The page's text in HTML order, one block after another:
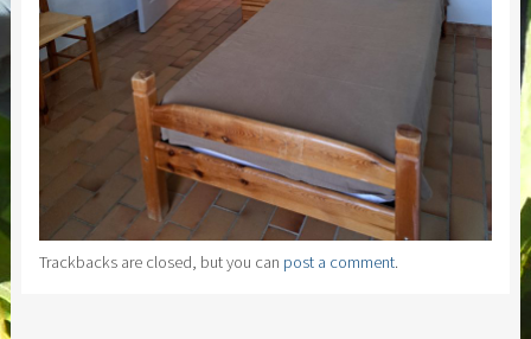
Trackbacks are closed, but you can post a comment.